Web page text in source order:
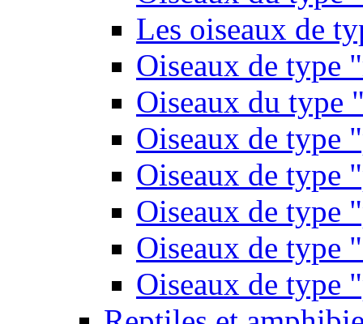
Les oiseaux de
Oiseaux de type
Oiseaux du type
Oiseaux de type
Oiseaux de type
Oiseaux de type
Oiseaux de type
Oiseaux de type